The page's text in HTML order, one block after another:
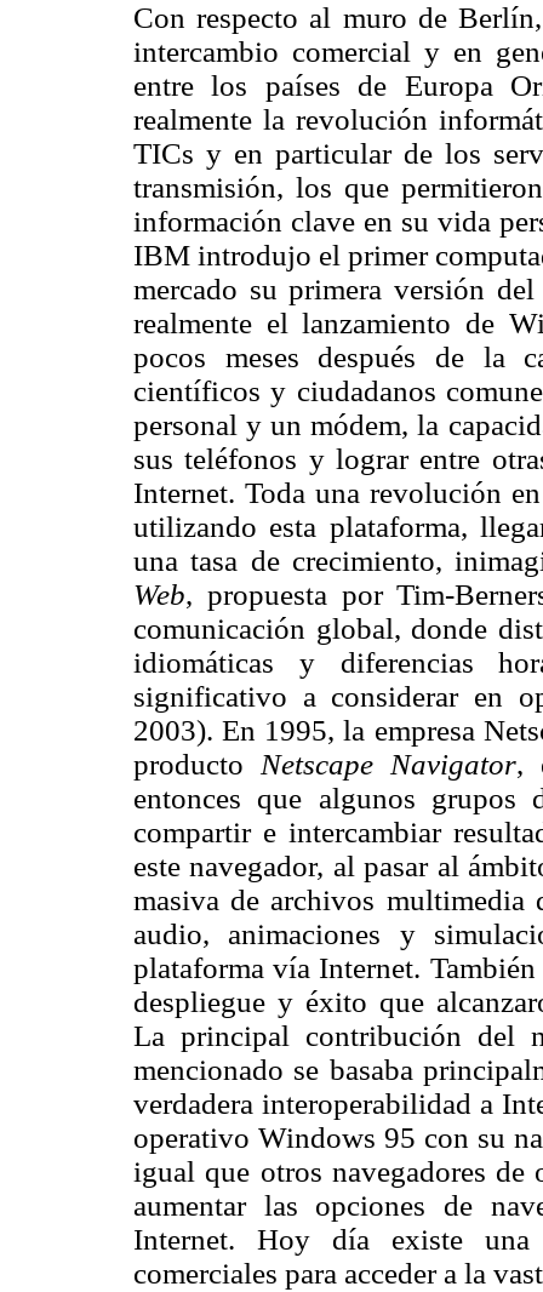
Con respecto al muro de
intercambio comercial y en
entre los países de Europa
realmente la revolución
TICs y en particular de los
transmisión, los que
información clave en su vida
IBM introdujo el primer
mercado su primera versión
realmente el lanzamiento de
pocos meses después de la
científicos y ciudadanos
personal y un módem, la
sus teléfonos y lograr entre
Internet. Toda una revolución
utilizando esta plataforma,
una tasa de crecimiento,
Web, propuesta por Tim-
comunicación global, donde
idiomáticas y diferencias
significativo a considerar en
2003). En 1995, la empresa
producto Netscape Navigator,
entonces que algunos grupos
compartir e intercambiar
este navegador, al pasar al
masiva de archivos multimedia
audio, animaciones y
plataforma vía Internet.
despliegue y éxito que
La principal contribución del
mencionado se basaba
verdadera interoperabilidad a
operativo Windows 95 con su
igual que otros navegadores de
aumentar las opciones de
Internet. Hoy día existe una
comerciales para acceder a la